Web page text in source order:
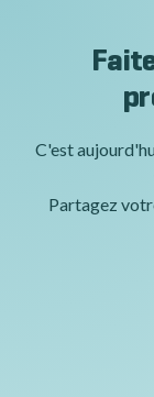
C'est
Partagez